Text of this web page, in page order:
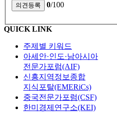
0/100
QUICK LINK
주제별 키워드
아세안·인도·남아시아
전문가포럼(AIF)
신흥지역정보종합
지식포탈(EMERiCs)
중국전문가포럼(CSF)
한미경제연구소(KEI)